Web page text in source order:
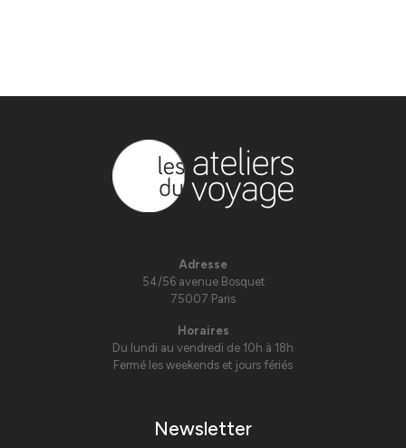
Adresse
54/56 avenue Bosquet
75007 Paris
Horaires
Du lundi au vendredi de 10h à 18h
Fermé les weekends et jours fériés
Newsletter